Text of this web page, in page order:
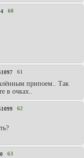
60
61
припоем.. Так
в очках..
62
63